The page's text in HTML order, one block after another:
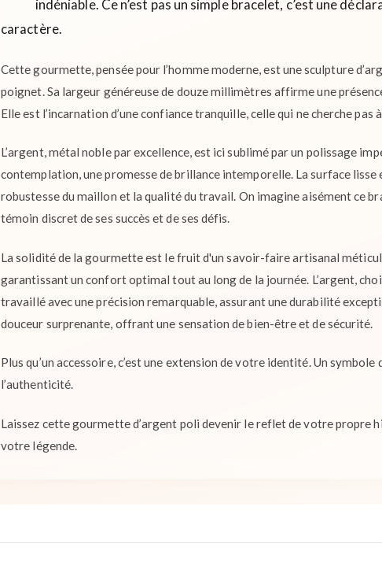
indéniable. Ce n’est pas un simple bracelet, c’est une
caractère.
Cette gourmette, pensée pour l’homme moderne, est une sculpture
poignet. Sa largeur généreuse de douze millimètres affirme une
Elle est l’incarnation d’une confiance tranquille, celle qui ne cherche pas
L’argent, métal noble par excellence, est ici sublimé par un polissage
contemplation, une promesse de brillance intemporelle. La surface
robustesse du maillon et la qualité du travail. On imagine aisément ce
témoin discret de ses succès et de ses défis.
La solidité de la gourmette est le fruit d'un savoir-faire artisanal
garantissant un confort optimal tout au long de la journée. L’argent,
travaillé avec une précision remarquable, assurant une durabilité
douceur surprenante, offrant une sensation de bien-être et de sécurité.
Plus qu’un accessoire, c’est une extension de votre identité. Un
l’authenticité.
Laissez cette gourmette d’argent poli devenir le reflet de votre
votre légende.